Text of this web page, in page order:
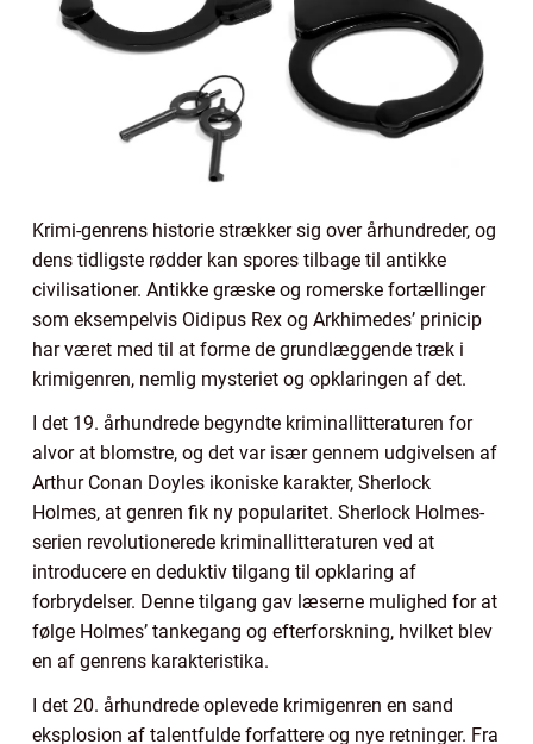
Krimi-genrens historie strækker sig over århundreder, og
dens tidligste rødder kan spores tilbage til antikke
civilisationer. Antikke græske og romerske fortællinger
som eksempelvis Oidipus Rex og Arkhimedes’ prinicip
har været med til at forme de grundlæggende træk i
krimigenren, nemlig mysteriet og opklaringen af det.
I det 19. århundrede begyndte kriminallitteraturen for
alvor at blomstre, og det var især gennem udgivelsen af
Arthur Conan Doyles ikoniske karakter, Sherlock
Holmes, at genren fik ny popularitet. Sherlock Holmes-
serien revolutionerede kriminallitteraturen ved at
introducere en deduktiv tilgang til opklaring af
forbrydelser. Denne tilgang gav læserne mulighed for at
følge Holmes’ tankegang og efterforskning, hvilket blev
en af genrens karakteristika.
I det 20. århundrede oplevede krimigenren en sand
eksplosion af talentfulde forfattere og nye retninger. Fra